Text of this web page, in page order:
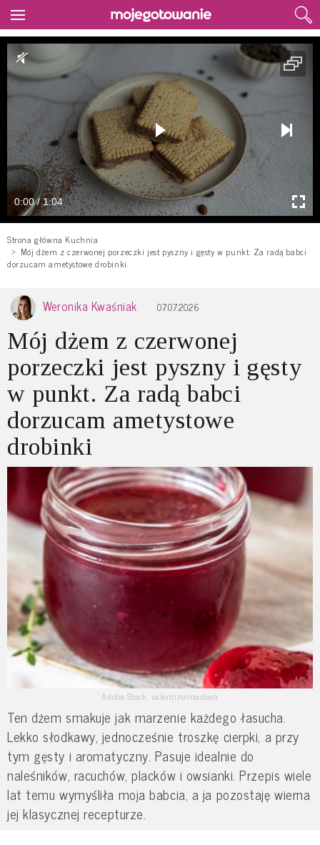
0:00 / 1:04
Strona główna Kuchnia
Mój dżem z czerwonej porzeczki jest pyszny i gęsty w punkt. Za radą babci
dorzucam ametystowe drobinki
Weronika Kwaśniak 07.07.2026
Mój dżem z czerwonej
porzeczki jest pyszny i gęsty
w punkt. Za radą babci
dorzucam ametystowe
drobinki
Adobe Stock, valentinamaslova
Ten dżem smakuje jak marzenie każdego łasucha.
Lekko słodkawy, jednocześnie troszkę cierpki, a przy
tym gęsty i aromatyczny. Pasuje idealnie do
naleśników, racuchów, placków i owsianki. Przepis wiele
lat temu wymyśliła moja babcia, a ja pozostaję wierna
jej klasycznej recepturze.